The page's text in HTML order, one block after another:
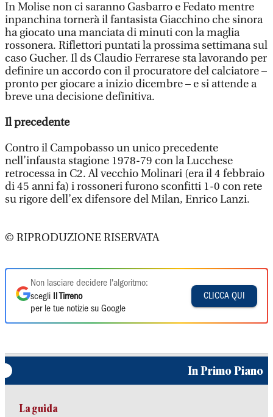
In Molise non ci saranno Gasbarro e Fedato mentre
inpanchina tornerà il fantasista Giacchino che sinora
ha giocato una manciata di minuti con la maglia
rossonera. Riflettori puntati la prossima settimana sul
caso Gucher. Il ds Claudio Ferrarese sta lavorando per
definire un accordo con il procuratore del calciatore –
pronto per giocare a inizio dicembre – e si attende a
breve una decisione definitiva.
Il precedente
Contro il Campobasso un unico precedente
nell’infausta stagione 1978-79 con la Lucchese
retrocessa in C2. Al vecchio Molinari (era il 4 febbraio
di 45 anni fa) i rossoneri furono sconfitti 1-0 con rete
su rigore dell’ex difensore del Milan, Enrico Lanzi.
© RIPRODUZIONE RISERVATA
Non lasciare decidere l'algoritmo:
scegli
Il Tirreno
per le tue notizie su Google
CLICCA QUI
In Primo Piano
La guida